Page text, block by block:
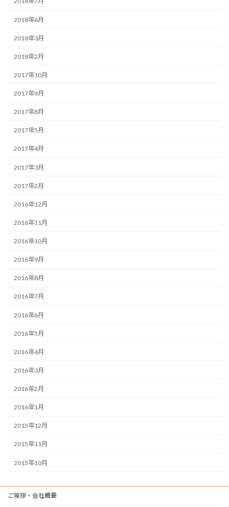
2018年6月
2018年3月
2018年2月
2017年10月
2017年9月
2017年8月
2017年5月
2017年4月
2017年3月
2017年2月
2016年12月
2016年11月
2016年10月
2016年9月
2016年8月
2016年7月
2016年6月
2016年5月
2016年4月
2016年3月
2016年2月
2016年1月
2015年12月
2015年11月
2015年10月
ご挨拶・会社概要